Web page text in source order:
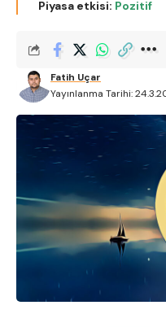
Piyasa etkisi: Pozitif
Yayınlanma Tarihi:
Fatih Uçar